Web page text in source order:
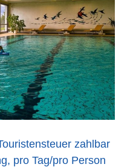
zahlbar
pro Tag/pro Person